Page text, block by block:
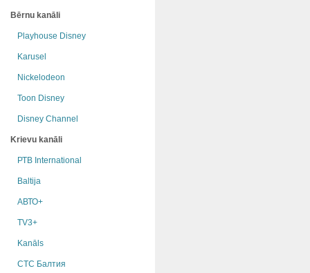
Bērnu kanāli
Playhouse Disney
Karusel
Nickelodeon
Toon Disney
Disney Channel
Krievu kanāli
РТB International
Baltija
АВТО+
TV3+
Kanāls
СТС Балтия